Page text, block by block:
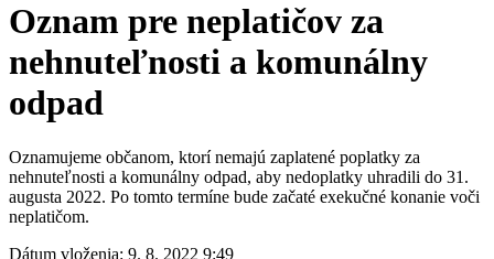
Oznam pre neplatičov za
nehnuteľnosti a komunálny
odpad
Oznamujeme občanom, ktorí nemajú zaplatené poplatky za
nehnuteľnosti a komunálny odpad, aby nedoplatky uhradili do 31.
augusta 2022. Po tomto termíne bude začaté exekučné konanie voči
neplatičom.
Dátum vloženia: 9. 8. 2022 9:49